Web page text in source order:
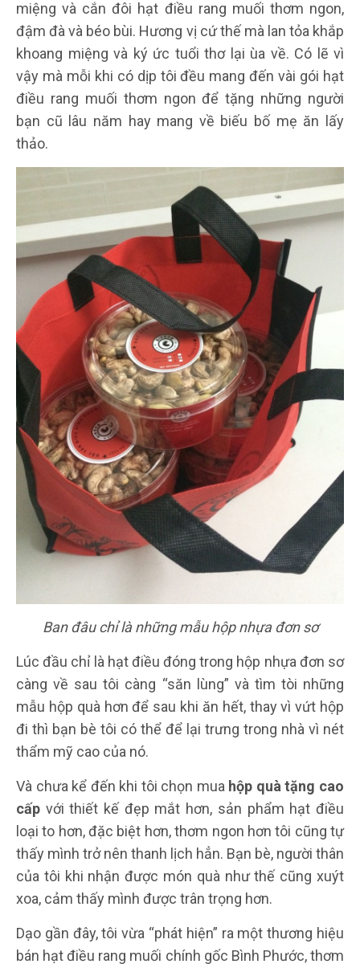
miệng và cắn đôi hạt điều rang muối thơm ngon,
đậm đà và béo bùi. Hương vị cứ thế mà lan tỏa khắp
khoang miệng và ký ức tuổi thơ lại ùa về. Có lẽ vì
vậy mà mỗi khi có dịp tôi đều mang đến vài gói hạt
điều rang muối thơm ngon để tặng những người
bạn cũ lâu năm hay mang về biếu bố mẹ ăn lấy
thảo.
Ban đâu chỉ là những mẫu hộp nhựa đơn sơ
Lúc đầu chỉ là hạt điều đóng trong hộp nhựa đơn sơ
càng về sau tôi càng “săn lùng” và tìm tòi những
mẫu hộp quà hơn để sau khi ăn hết, thay vì vứt hộp
đi thì bạn bè tôi có thể để lại trưng trong nhà vì nét
thẩm mỹ cao của nó.
Và chưa kể đến khi tôi chọn mua hộp quà tặng cao
cấp với thiết kế đẹp mắt hơn, sản phẩm hạt điều
loại to hơn, đặc biệt hơn, thơm ngon hơn tôi cũng tự
thấy mình trở nên thanh lịch hẳn. Bạn bè, người thân
của tôi khi nhận được món quà như thế cũng xuýt
xoa, cảm thấy mình được trân trọng hơn.
Dạo gần đây, tôi vừa “phát hiện” ra một thương hiệu
bán hạt điều rang muối chính gốc Bình Phước, thơm